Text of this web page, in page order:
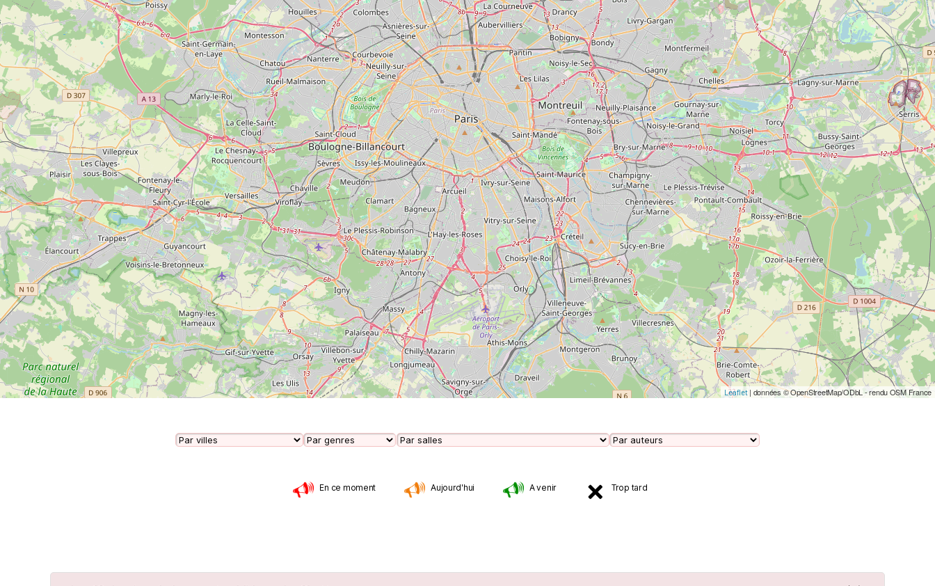
Leaflet| données © OpenStreetMap/ODbL - rendu OSM France
En ce moment Aujourd'hui A venir Trop tard